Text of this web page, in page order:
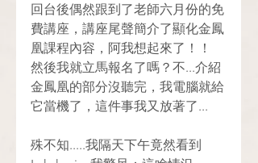
回台後偶然跟到了老師六月份的免
費講座，講座尾聲簡介了顯化金鳳
凰課程內容，阿我想起來了！！
然後我就立馬報名了嗎？不...介紹
金鳳凰的部分沒聽完，我電腦就給
它當機了，這件事我又放著了...
殊不知.....我隔天下午竟然看到